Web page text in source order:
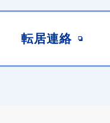
転居連絡